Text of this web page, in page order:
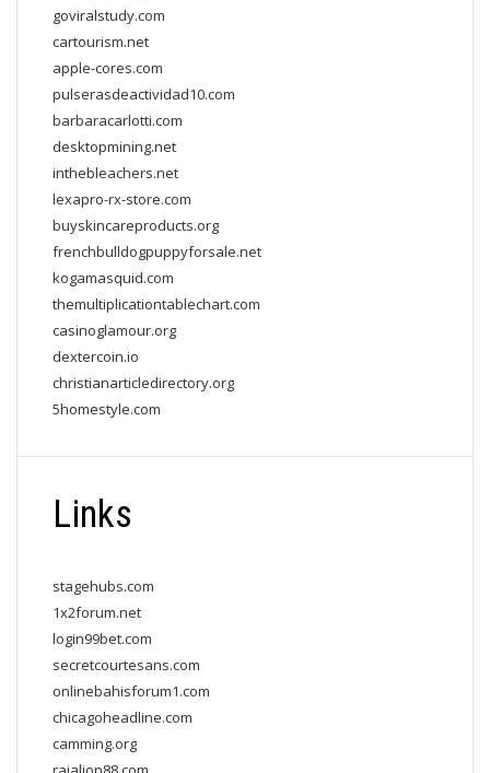
goviralstudy.com
cartourism.net
apple-cores.com
pulserasdeactividad10.com
barbaracarlotti.com
desktopmining.net
inthebleachers.net
lexapro-rx-store.com
buyskincareproducts.org
frenchbulldogpuppyforsale.net
kogamasquid.com
themultiplicationtablechart.com
casinoglamour.org
dextercoin.io
christianarticledirectory.org
5homestyle.com
Links
stagehubs.com
1x2forum.net
login99bet.com
secretcourtesans.com
onlinebahisforum1.com
chicagoheadline.com
camming.org